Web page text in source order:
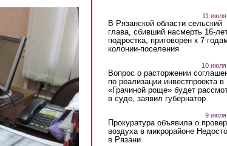
11
В Рязанской области сельский
глава, сбивший насмерть 16-
подростка, приговорен к 7
колонии-поселения
10
Вопрос о расторжении
по реализации инвестпроекта в
«Грачиной роще» будет
в суде, заявил губернатор
9 июля
Прокуратура объявила о
воздуха в микрорайоне
в Рязани